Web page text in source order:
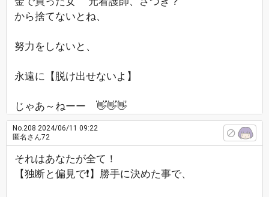
から捨てないとね、
努力をしないと、
永遠に【脱け出せないよ】
じゃあ～ねーー 👋👋👋
No.208 2024/06/11 09:22
匿名さん72
それはあなたが全て！
【独断と偏見で❗】勝手に決めた事で、